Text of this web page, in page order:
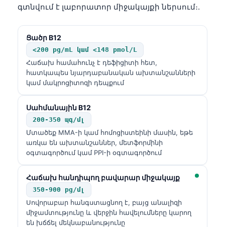
գտնվում է լաբորատոր միջակայքի ներսում։.
Ցածր B12
<200 pg/mL կամ <148 pmol/L
Հաճախ համահունչ է դեֆիցիտի հետ,
հատկապես նյարդաբանական ախտանշանների
կամ մակրոցիտոզի դեպքում
Սահմանային B12
200-350 պգ/մլ
Մտածեք MMA-ի կամ հոմոցիստեինի մասին, եթե
առկա են ախտանշաններ, մետֆորմինի
օգտագործում կամ PPI-ի օգտագործում
Հաճախ հանդիպող բավարար միջակայք
350-900 pg/մլ
Սովորաբար հանգստացնող է, բայց անալիզի
միջամտությունը և վերջին հավելումները կարող
են խճճել մեկնաբանությունը
Magyar
Shqip
বাংলা
اردو
मराठी
తెలుగు
தமிழ்
ಕನ್ನಡ
മലയാളം
Bahasa Melayu
Tiếng Việt